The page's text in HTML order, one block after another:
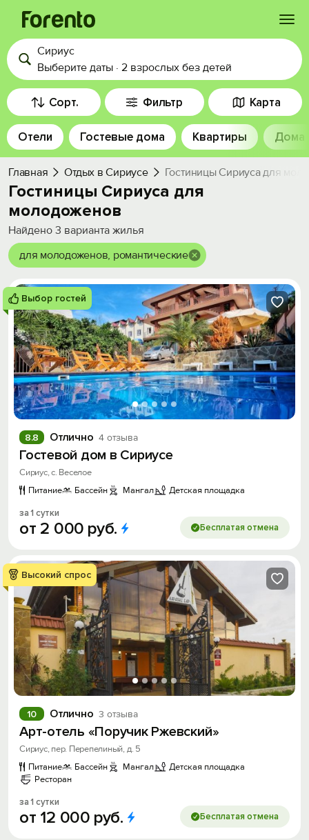
Войти
Избранное
История просмотра
Добавить свой объект
Сириус
Выберите даты · 2 взрослых без детей
Сорт. Фильтр Карта
Отели Гостевые дома Квартиры Дома
Главная Отдых в Сириусе Гостиницы Сириуса для
Гостиницы Сириуса для
молодоженов
Найдено 3 варианта жилья
для молодоженов, романтические
Выбор гостей
Отлично 4 отзыва
8.8
Гостевой дом в Сириусе
Сириус, с. Веселое
Питание
Бассейн Мангал Детская площадка
за 1 сутки
от 2 000 руб. Бесплатая отмена
Высокий спрос
Отлично 3 отзыва
10
Арт-отель «Поручик Ржевский»
Сириус, пер. Перепелиный, д. 5
Питание
Бассейн Мангал
Детская площадка
Ресторан
за 1 сутки
от 12 000 руб. Бесплатая отмена